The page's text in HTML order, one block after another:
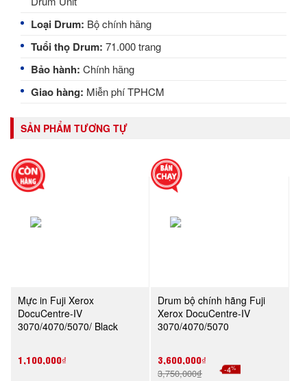
Loại Drum: Bộ chính hãng
Tuổi thọ Drum: 71.000 trang
Bảo hành: Chính hãng
Giao hàng: Miễn phí TPHCM
SẢN PHẨM TƯƠNG TỰ
Mực in Fuji Xerox
DocuCentre-IV
3070/4070/5070/ Black
1,100,000₫
Drum bộ chính hãng Fuji
Xerox DocuCentre-IV
3070/4070/5070
3,600,000₫
3,750,000₫ -4%